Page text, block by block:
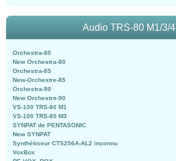
Audio TRS-80 M1/3/4
Orchestra-80
New Orchestra-80
Orchestra-85
New-Orchestre-85
Orchestra-90
New Orchestre-90
VS-100 TRS-80 M1
VS-100 TRS-80 M3
SYNPAT de PENTASONIC
New SYNPAT
Synthétiseur CTS256A-AL2 inconnu
VoxBox